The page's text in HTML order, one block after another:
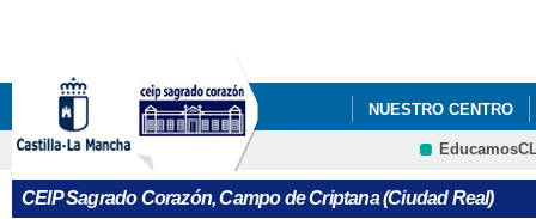
NUESTRO CENTRO
CEIP Sagrado Corazón, Campo de Criptana (Ciudad Real)